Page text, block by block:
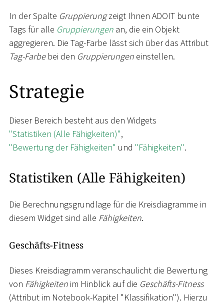
In der Spalte Gruppierungzeigt Ihnen ADOIT bunte
Tags für alle Gruppierungen an, die ein Objekt
aggregieren. Die Tag-Farbe lässt sich über das Attribut
Tag-Farbebei den Gruppierungen einstellen.
Strategie
Dieser Bereich besteht aus den Widgets
"Statistiken (Alle Fähigkeiten)",
"Bewertung der Fähigkeiten" und "Fähigkeiten".
Statistiken (Alle Fähigkeiten)
Die Berechnungsgrundlage für die Kreisdiagramme in
diesem Widget sind alle Fähigkeiten.
Geschäfts-Fitness
Dieses Kreisdiagramm veranschaulicht die Bewertung
von Fähigkeiten im Hinblick auf die Geschäfts-Fitness
(Attribut im Notebook-Kapitel "Klassifikation"). Hierzu